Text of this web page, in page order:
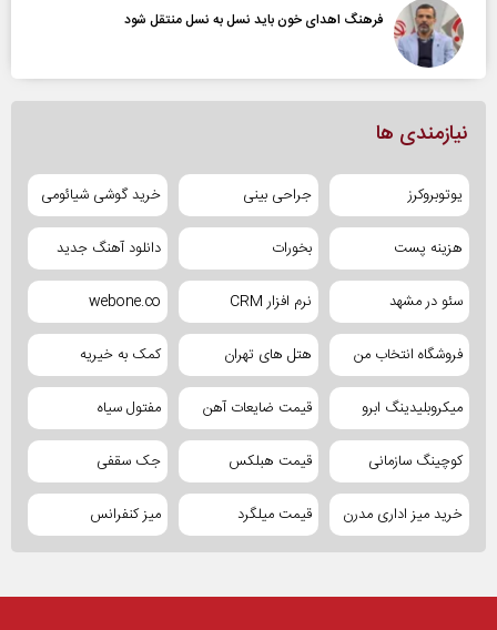
فرهنگ اهدای خون باید نسل به نسل منتقل شود
نیازمندی ها
یوتوبروکرز جراحی بینی خرید گوشی شیائومی
هزینه پست بخورات دانلود آهنگ جدید
سئو در مشهد نرم افزار CRM webone.co
فروشگاه انتخاب من هتل های تهران کمک به خیریه
میکروبلیدینگ ابرو قیمت ضایعات آهن مفتول سیاه
کوچینگ سازمانی قیمت هبلکس جک سقفی
خرید میز اداری مدرن قیمت میلگرد میز کنفرانس